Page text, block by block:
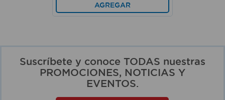
AGREGAR
Suscríbete y conoce TODAS nuestras
PROMOCIONES, NOTICIAS Y
EVENTOS.